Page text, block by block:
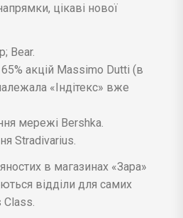
цікаві нової
Bear.
акцій Massimo Dutti (в
«Індітекс» вже
мережі Bershka.
Stradivarius.
в магазинах «Зара»
відділи для самих